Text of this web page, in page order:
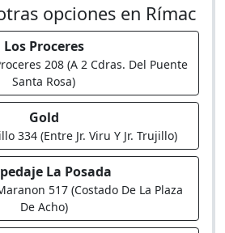
opciones en Rímac
Los Proceres
208 (A 2 Cdras. Del Puente
Santa Rosa)
Gold
334 (Entre Jr. Viru Y Jr. Trujillo)
La Posada
517 (Costado De La Plaza
De Acho)